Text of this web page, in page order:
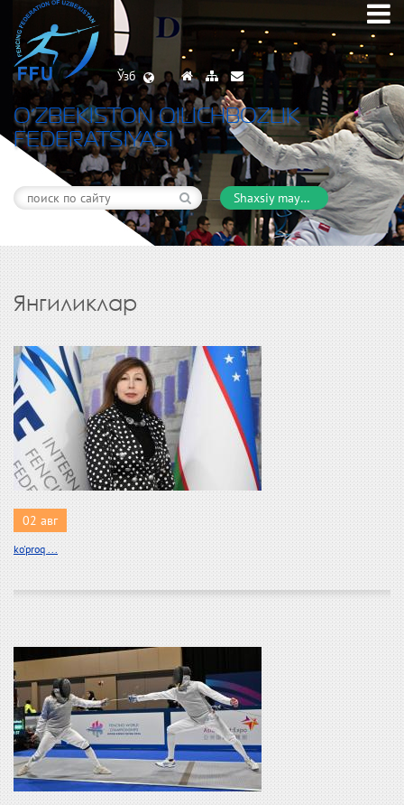
Ўзб
O’ZBEKISTON QILICHBOZLIK
FEDERATSIYASI
Shaxsiy maydon
Янгиликлар
02 авг
ko'proq ...